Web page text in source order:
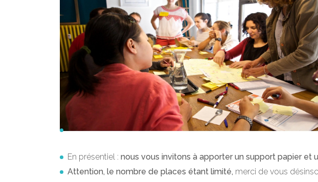
En présentiel : nous vous invitons à apporter un support papier et
Attention, le nombre de places étant limité, merci de vous